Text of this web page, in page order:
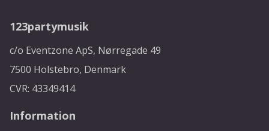
123partymusik
c/o Eventzone ApS, Nørregade 49
7500 Holstebro, Denmark
CVR: 43349414
Information